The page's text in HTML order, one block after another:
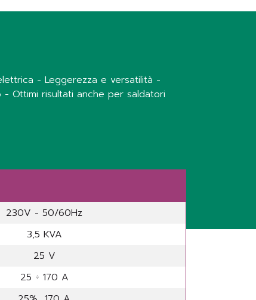
- Leggerezza e versatilità -
Ottimi risultati anche per saldatori
230V - 50/60Hz
3,5 KVA
25 V
25 ÷ 170 A